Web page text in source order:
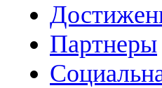
Партнеры